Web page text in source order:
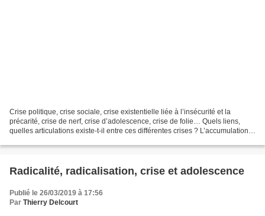
Crise politique, crise sociale, crise existentielle liée à l’insécurité et la
précarité, crise de nerf, crise d’adolescence, crise de folie… Quels liens,
quelles articulations existe-t-il entre ces différentes crises ? L’accumulation
Radicalité, radicalisation, crise et adolescence
Publié le 26/03/2019 à 17:56
Par Thierry Delcourt